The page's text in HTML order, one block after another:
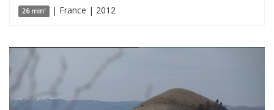
26 min' | France | 2012